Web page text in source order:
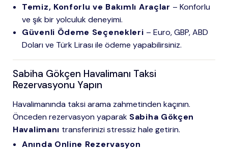
Temiz, Konforlu ve Bakımlı Araçlar – Konforlu
ve şık bir yolculuk deneyimi.
Güvenli Ödeme Seçenekleri – Euro, GBP, ABD
Doları ve Türk Lirası ile ödeme yapabilirsiniz.
Sabiha Gökçen Havalimanı Taksi
Rezervasyonu Yapın
Havalimanında taksi arama zahmetinden kaçının.
Önceden rezervasyon yaparak Sabiha Gökçen
Havalimanı transferinizi stressiz hale getirin.
Anında Online Rezervasyon